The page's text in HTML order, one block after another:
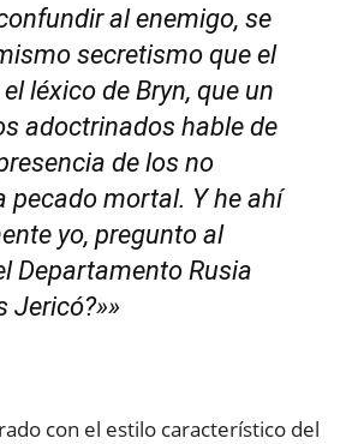
al enemigo, se
secretismo que el
léxico de Bryn, que un
adoctrinados hable de
de los no
pecado mortal. Y he ahí
yo, pregunto al
Departamento Rusia
Jericó?»»
con el estilo característico del